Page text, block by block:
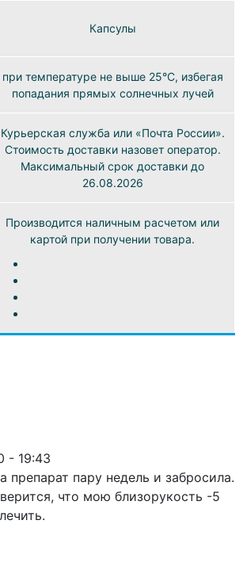
Капсулы
при температуре не выше 25°C, избегая
попадания прямых солнечных лучей
Курьерская служба или «Почта России».
Стоимость доставки назовет оператор.
Максимальный срок доставки до
26.08.2026
Производится наличным расчетом или
картой при получении товара.
- 19:43
препарат пару недель и забросила.
что мою близорукость -5